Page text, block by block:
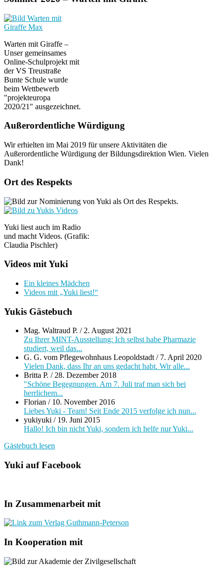
Warten mit Giraffe –
Unser gemeinsames
Online-Schulprojekt mit
der VS Treustraße
Bunte Schule wurde
beim Wettbewerb
"projekteuropa
2020/21" ausgezeichnet.
Außerordentliche Würdigung
Wir erhielten im Mai 2019 für unsere Aktivitäten die
Außerordentliche Würdigung der Bildungsdirektion Wien. Vielen
Dank!
Ort des Respekts
Yuki liest auch im Radio
und macht Videos. (Grafik:
Claudia Pischler)
Videos mit Yuki
Ein kleines Mädchen
Videos mit „Yuki liest!“
Yukis Gästebuch
Mag. Waltraud P. /2. August 2021
Zu Ihrer MINT-Ausstellung: Ich selbst habe Pharmazie
studiert, weil das...
G. G. vom Pflegewohnhaus Leopoldstadt/ 7. April 2020
Vielen Dank, dass Ihr an uns gedacht habt. Wir alle...
Britta P. /28. Dezember 2018
"Schöne Begegnungen. Am 7. Juli traf man sich bei
herrlichem...
Florian / 10. November 2016
Liebes Yuki - Team! Seit Ende 2015 verfolge ich nun...
yukiyuki / 19. Juni 2015
Hallo! Ich bin nicht Yuki, sondern ich helfe nur Yuki...
Gästebuch lesen
Yuki auf Facebook
In Zusammenarbeit mit
In Kooperation mit